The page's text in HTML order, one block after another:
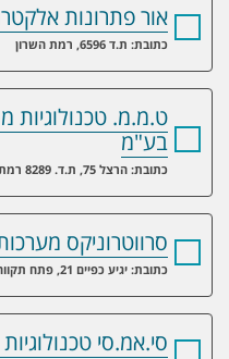
אור פתרונות
כתובת: ת.ד 6596, רמת השרון
ט.מ.מ. טכנולוגיות
בע"מ
כתובת: הרצל 75, ת.ד. 8289 רמת-גן 52181
סרווטרוניקס
כתובת: יגיע כפיים 21, פתח תקווה 4913020
סי.אמ.סי